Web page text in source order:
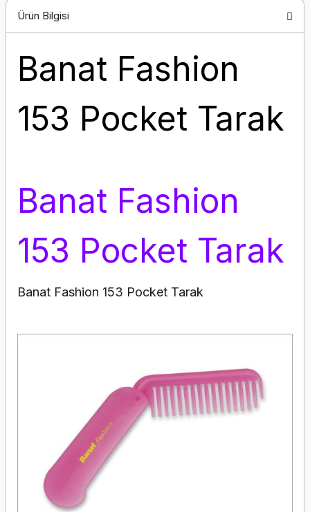
Ürün Bilgisi
Banat Fashion
153 Pocket Tarak
Banat Fashion
153 Pocket Tarak
Banat Fashion 153 Pocket Tarak